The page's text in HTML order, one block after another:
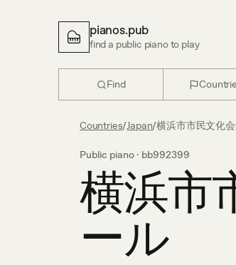
pianos.pub
find a public piano to play
Find
Countries/Japan/横浜市市民文化
Public piano · bb992399
横浜市
ール